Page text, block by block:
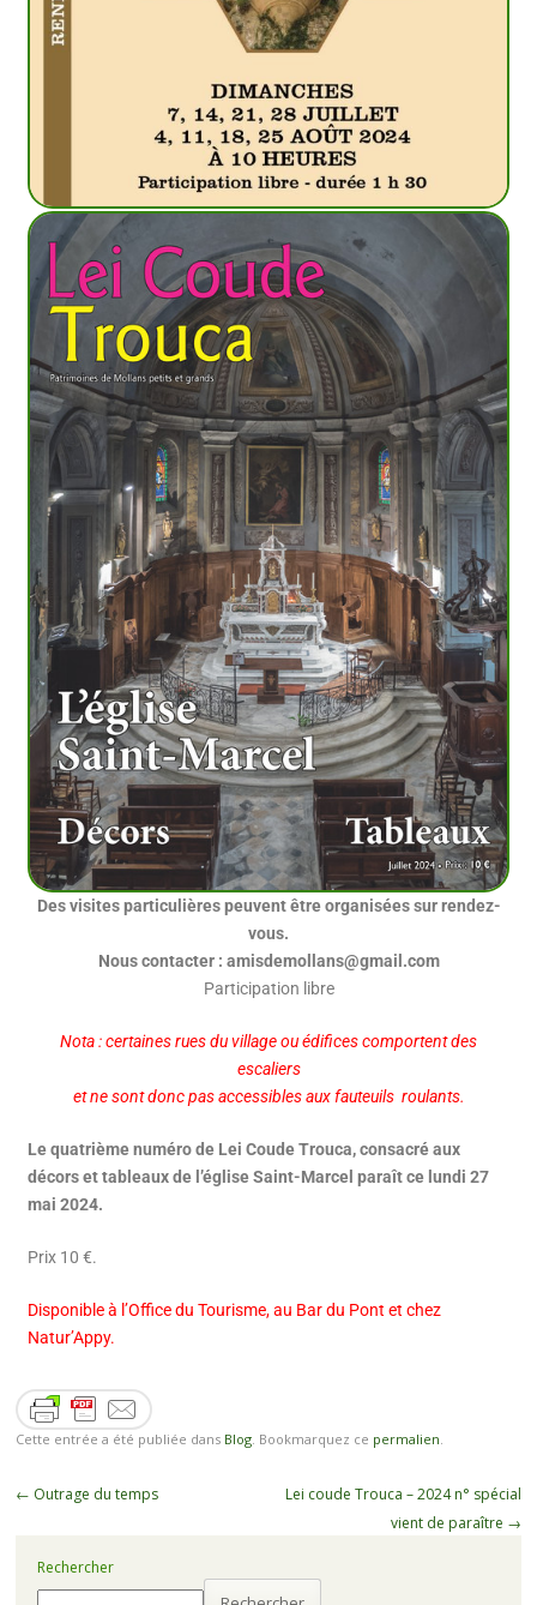
Des visites particulières peuvent être organisées sur rendez-
vous.
Nous contacter : amisdemollans@gmail.com
Participation libre
Nota : certaines rues du village ou édifices comportent des
escaliers
et ne sont donc pas accessibles aux fauteuils roulants.
Le quatrième numéro de Lei Coude Trouca, consacré aux
décors et tableaux de l’église Saint-Marcel paraît ce lundi 27
mai 2024.
Prix 10 €.
Disponible à l’Office du Tourisme, au Bar du Pont et chez
Natur’Appy.
Cette entrée a été publiée dans Blog. Bookmarquez ce permalien
← Outrage du temps
Lei coude Trouca – 2024 n° spécial
vient de paraître →
Rechercher